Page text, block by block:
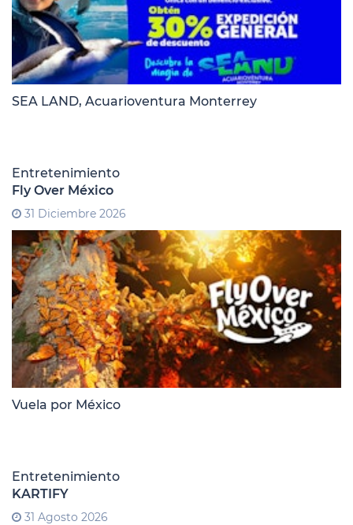
SEA LAND, Acuarioventura Monterrey
Entretenimiento
Fly Over México
31 Diciembre 2026
Vuela por México
Entretenimiento
KARTIFY
31 Agosto 2026